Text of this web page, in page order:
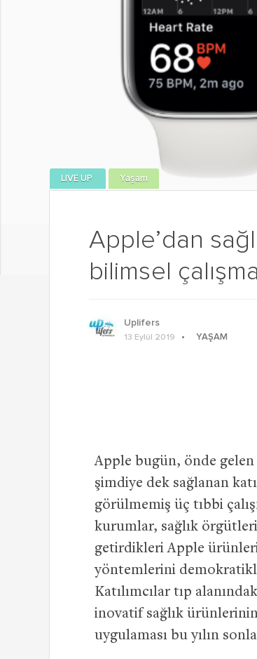
Apple’dan
bilimsel çalışma
LIVE UP Yaşam
Uplifers
13 Eylül 2019 YAŞAM
Apple bugün, önde
şimdiye dek sağlanan
görülmemiş üç tıbbi
kurumlar, sağlık
getirdikleri Apple
yöntemlerini
Katılımcılar tıp
inovatif sağlık
uygulaması bu yılın